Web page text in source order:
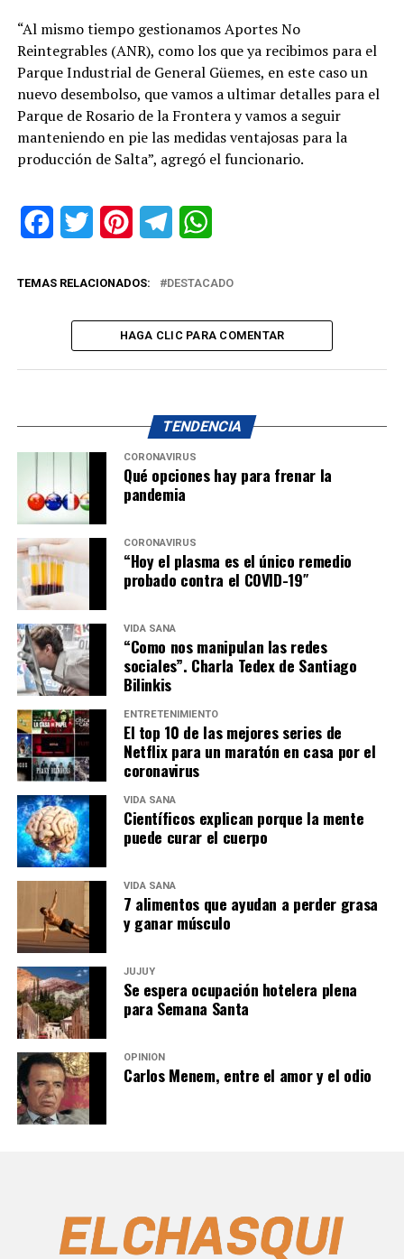
“Al mismo tiempo gestionamos Aportes No
Reintegrables (ANR), como los que ya recibimos para el
Parque Industrial de General Güemes, en este caso un
nuevo desembolso, que vamos a ultimar detalles para el
Parque de Rosario de la Frontera y vamos a seguir
manteniendo en pie las medidas ventajosas para la
producción de Salta”, agregó el funcionario.
FacebookTwitter PinterestTelegram
TEMAS RELACIONADOS: DESTACADO
HAGA CLIC PARA COMENTAR
TENDENCIA
CORONAVIRUS
Qué opciones hay para frenar la
pandemia
CORONAVIRUS
“Hoy el plasma es el único remedio
probado contra el COVID-19″
VIDA SANA
“Como nos manipulan las redes
sociales”. Charla Tedex de Santiago
Bilinkis
ENTRETENIMIENTO
El top 10 de las mejores series de
Netflix para un maratón en casa por el
coronavirus
VIDA SANA
Científicos explican porque la mente
puede curar el cuerpo
VIDA SANA
7 alimentos que ayudan a perder grasa
y ganar músculo
JUJUY
Se espera ocupación hotelera plena
para Semana Santa
OPINIÓN
Carlos Menem, entre el amor y el odio